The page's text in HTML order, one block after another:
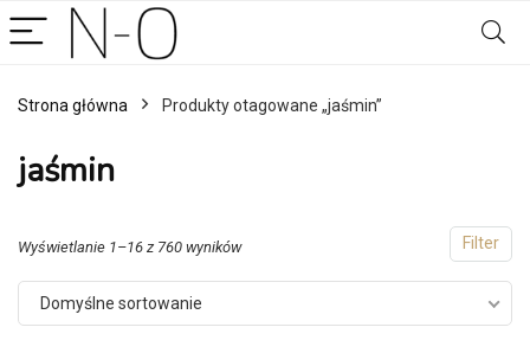
Strona główna Produkty otagowane „jaśmin”
jaśmin
Filter
Wyświetlanie 1–16 z 760 wyników
Domyślne sortowanie